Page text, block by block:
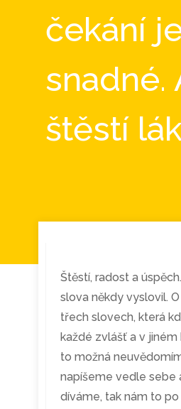
čekání
snadné.
štěstí
Štěstí, radost a
slova někdy vyslovil.
třech slovech, která
každé zvlášť a v jiném
to možná
napíšeme vedle sebe
díváme, tak nám to